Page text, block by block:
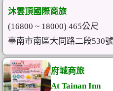
沐雲頂國際商旅
(16800 ~ 18000) 465公尺
臺南市南區大同路二段530號
府城商旅
At Tainan Inn